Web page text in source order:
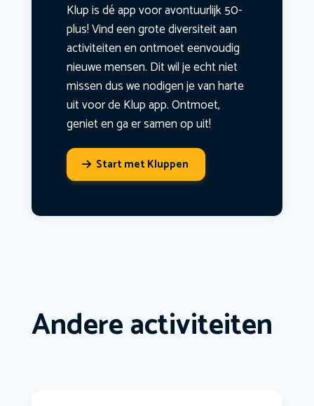
Klup is dé app voor avontuurlijk 50-
plus! Vind een grote diversiteit aan
activiteiten en ontmoet eenvoudig
nieuwe mensen. Dit wil je echt niet
missen dus we nodigen je van harte
uit voor de Klup app. Ontmoet,
geniet en ga er samen op uit!
Start met Kluppen
Andere activiteiten